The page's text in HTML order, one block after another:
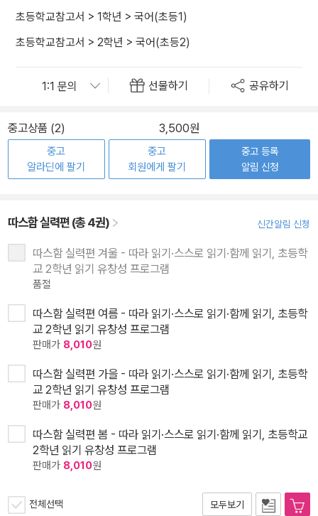
초등학교참고서 > 1학년 > 국어(초등1)
초등학교참고서 > 2학년 > 국어(초등2)
선물하기 공유하기
중고상품 (2) 3,500원
중고
알라딘에 팔기
중고
회원에게 팔기
중고 등록
알림 신청
따스함 실력편 (총 4권) 신간알림 신청
따스함 실력편 겨울 - 따라 읽기·스스로 읽기·함께 읽기, 초등학
교 2학년 읽기 유창성 프로그램
품절
따스함 실력편 여름 - 따라 읽기·스스로 읽기·함께 읽기, 초등학
교 2학년 읽기 유창성 프로그램
판매가 8,010원
따스함 실력편 가을 - 따라 읽기·스스로 읽기·함께 읽기, 초등학
교 2학년 읽기 유창성 프로그램
판매가 8,010원
따스함 실력편 봄 - 따라 읽기·스스로 읽기·함께 읽기, 초등학교
2학년 읽기 유창성 프로그램
판매가 8,010원
전체선택 모두보기